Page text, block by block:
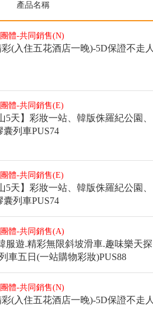
產品名稱
體-共同銷售(N)
(入住五花酒店一晚)-5D保證不走人
體-共同銷售(E)
5天】彩妝一站、韓版侏羅紀公園、
列車PUS74
體-共同銷售(E)
5天】彩妝一站、韓版侏羅紀公園、
列車PUS74
體-共同銷售(A)
服遊.精彩無限斜坡滑車.趣味樂天探
車五日(一站購物彩妝)PUS88
體-共同銷售(N)
(入住五花酒店一晚)-5D保證不走人